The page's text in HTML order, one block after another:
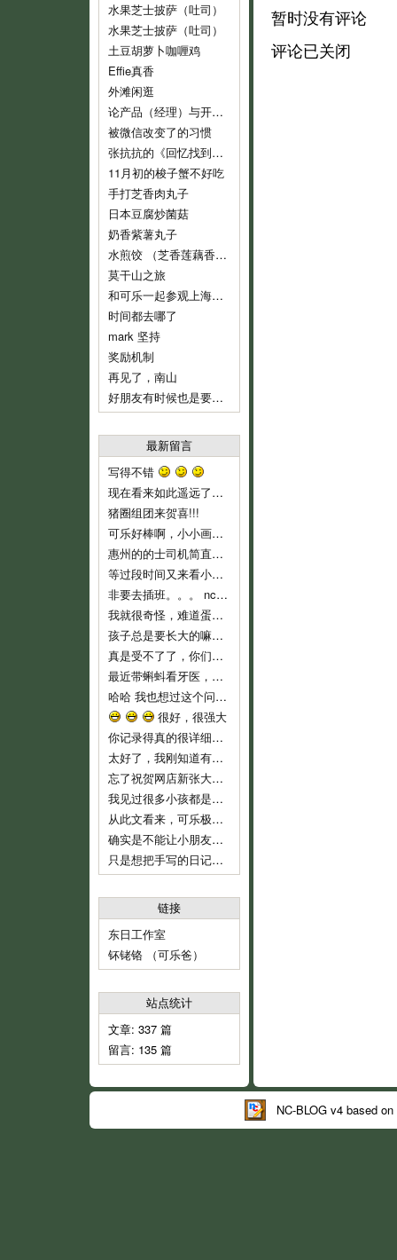
水果芝士披萨（吐司）
水果芝士披萨（吐司）
土豆胡萝卜咖喱鸡
Effie真香
外滩闲逛
论产品（经理）与开发（经理）的话语权
被微信改变了的习惯
张抗抗的《回忆找到了我》
11月初的梭子蟹不好吃
手打芝香肉丸子
日本豆腐炒菌菇
奶香紫薯丸子
水煎饺 （芝香莲藕香菇肉饺）
莫干山之旅
和可乐一起参观上海鲁迅纪念馆
时间都去哪了
mark 坚持
奖励机制
再见了，南山
好朋友有时候也是要分开的
最新留言
写得不错
现在看来如此遥远了……
猪圈组团来贺喜!!!
可乐好棒啊，小小画家！
惠州的的士司机简直就是人渣...服务态度不好..个人素质差..喜欢兜远路,花钱做他们的的士..他们反而是老大,还说争创文明城市,有
等过段时间又来看小可乐
非要去插班。。。 nc，nc，新时代的蛋痛。
我就很奇怪，难道蛋教主和教主夫人小时候没有去过幼儿园么？难倒不记得当时自己的心情吗？ 自从蛋教主一开始说通过洗脑，可以让小孩
孩子总是要长大的嘛，3岁上幼儿园也不算早吧，我们从来不乱给药给可乐吃的，就是发烧不高，我们也都是坚持监督喝水降温而已。长河叔叔，太
真是受不了了，你们就不能让可乐对幼儿园渐进适应吗？ 都开始出现生理反应了。再说，现在小孩这么小，不能随便用药，怎么像起来这么
最近带蝌蚪看牙医，医生说只要有牙齿就要开始刷牙！ 不过貌似小朋友不是很好教，蝌蚪现在非常愿意啃牙刷~ 听好些人提到巧虎里教刷牙
哈哈 我也想过这个问题。我不相信自己会有电影主角这么好的运气，所以宁愿跟那个最早发现问题的可怜科学家一样，全家人在一起……
很好，很强大
你记录得真的很详细，他长大了，会感谢妈妈给他留下这么珍贵的记忆！
太好了，我刚知道有这些地址，最近即将收拾一批，生小孩后不能穿的衣服，一定去寄。
忘了祝贺网店新张大吉，生意兴隆！！
我见过很多小孩都是这样，二岁左右是特别不乖的时期，自我意识开始膨胀，以逆反为乐，给他说道理又不懂，这是正常的，小桃你已经很有耐心了
从此文看来，可乐极具创意，涂鸦都这么有风格，玩汽车还玩得这么有门道。亲亲可乐赞一个！
确实是不能让小朋友单独坐的，一个急刹车就很危险了。我也是很短的路途而且低峰期才敢单独让他坐车的。
只是想把手写的日记送给可乐，毕竟觉得手写本看起来要比电子版有感觉一些。当然，以后也会常更新可乐的一些成长记录上来和大家分享的。
链接
东日工作室
钚铑铬 （可乐爸）
站点统计
文章: 337 篇
留言: 135 篇
暂时没有评论
评论已关闭
NC-BLOG v4 based on